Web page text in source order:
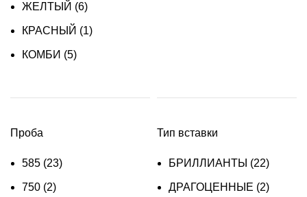
ЖЕЛТЫЙ (6)
КРАСНЫЙ (1)
КОМБИ (5)
Проба
585 (23)
750 (2)
Тип вставки
БРИЛЛИАНТЫ (22)
ДРАГОЦЕННЫЕ (2)